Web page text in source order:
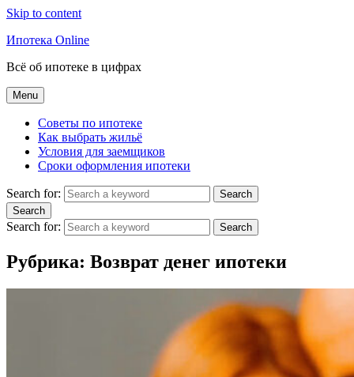
Skip to content
Ипотека Online
Всё об ипотеке в цифрах
Menu
Советы по ипотеке
Как выбрать жильё
Условия для заемщиков
Сроки оформления ипотеки
Search for:
Search
Search
Search for: Search
Рубрика: Возврат денег ипотеки